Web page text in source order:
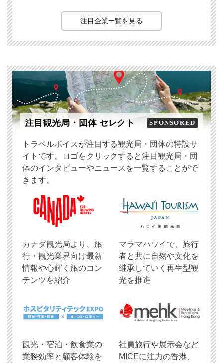
注目企業一覧を見る
注目観光局・団体 セレクト SPONSORED
トラベルボイスが注目する観光局・団体の特設サ
イトです。ロゴをクリックすると注目観光局・団
体のインタビューやニュースを一覧することがで
きます。
​カナダ観光局より、旅
行・観光業界向け最新
情報や心輝く旅のコン
テンツを紹介
マラマハワイで、旅行
者と共に自然や文化を
継承していく再生型観
光を推進
観光・宿泊・飲食業の
業務効率と顧客体験を
社員旅行や展示会など
MICEに注力の香港、